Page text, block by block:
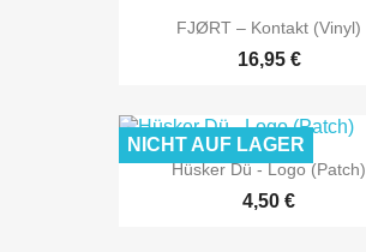
FJØRT ‎– Kontakt (Vinyl)
16,95 €
Hüsker Dü - Logo (Patch)
4,50 €
NICHT AUF LAGER